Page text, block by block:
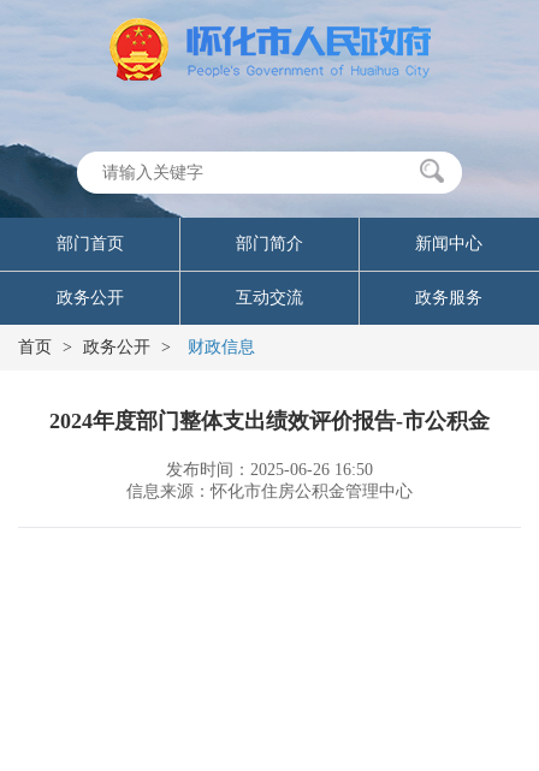
部门首页 部门简介 新闻中心
政务公开 互动交流 政务服务
首页 > 政务公开 > 财政信息
2024年度部门整体支出绩效评价报告-市公积金
发布时间：2025-06-26 16:50
信息来源：怀化市住房公积金管理中心